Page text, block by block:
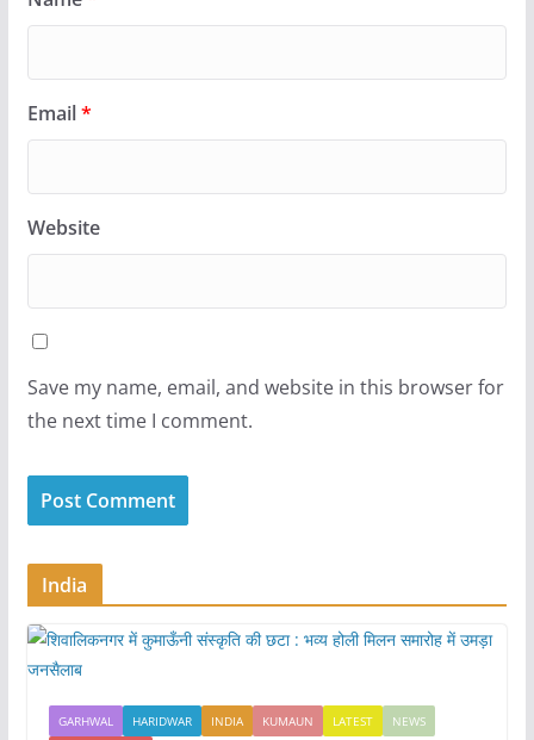
Email*
Website
Save my name, email, and website in this browser for
the next time I comment.
India
GARHWAL HARIDWAR INDIA KUMAUN LATEST
NEWS